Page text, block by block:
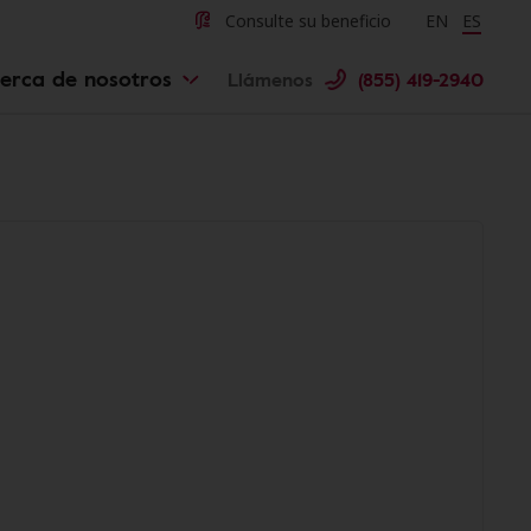
Consulte su beneficio Change
EN ES
de nosotros Llámenos (855) 419-2940